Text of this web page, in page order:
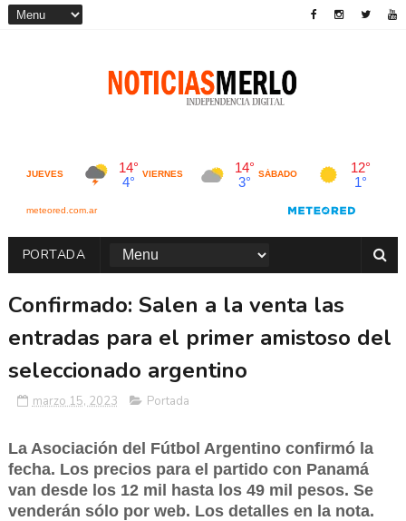
PORTADA
Confirmado: Salen a la venta las
entradas para el primer amistoso del
seleccionado argentino
marzo 15, 2023 Portada
La Asociación del Fútbol Argentino confirmó la
fecha. Los precios para el partido con Panamá
van desde los 12 mil hasta los 49 mil pesos. Se
venderán sólo por web. Los detalles en la nota.